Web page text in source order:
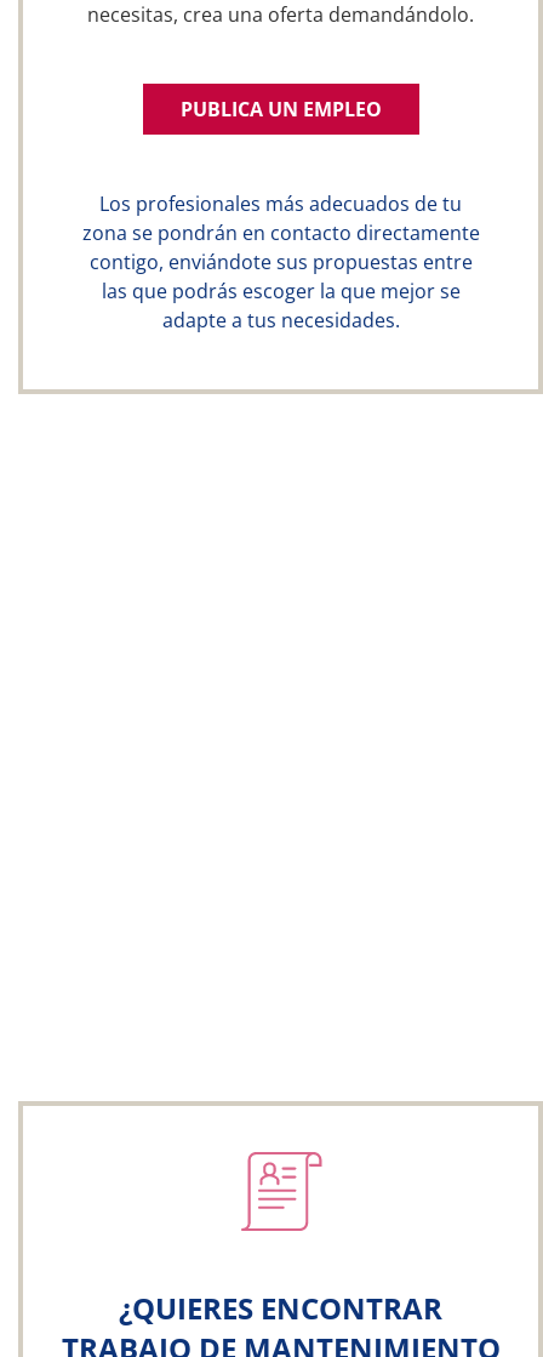
necesitas, crea una oferta demandándolo.
PUBLICA UN EMPLEO
Los profesionales más adecuados de tu
zona se pondrán en contacto directamente
contigo, enviándote sus propuestas entre
las que podrás escoger la que mejor se
adapte a tus necesidades.
¿QUIERES ENCONTRAR
TRABAJO DE MANTENIMIENTO